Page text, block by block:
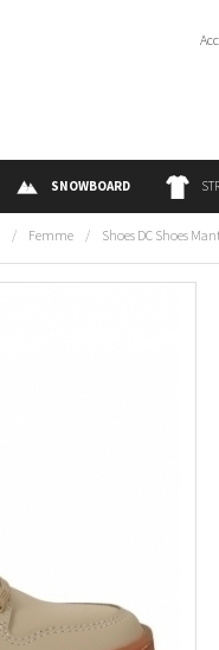
SNOWBOARD
/ Femme / Shoes DC Shoes